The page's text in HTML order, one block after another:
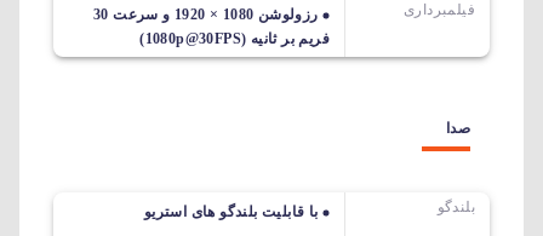
فیلمبرداری
رزولوشن 1080 × 1920 و سرعت 30
فریم بر ثانیه (1080p@30FPS)
صدا
بلندگو
با قابلیت بلندگو های استریو